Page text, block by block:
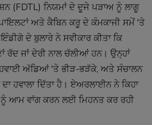
(FDTL) ਨਿਯਮਾਂ ਦੇ ਦੂਜੇ ਪੜਾਅ ਨੂੰ ਲਾਗੂ
ਅਤੇ ਕੈਬਿਨ ਕਰੂ ਦੇ ਕੰਮਕਾਜੀ ਸਮੇਂ 'ਤੇ
ਦੇ ਬੁਲਾਰੇ ਨੇ ਸਵੀਕਾਰ ਕੀਤਾ ਕਿ
ਰੱਦ ਜਾਂ ਦੇਰੀ ਨਾਲ ਚੱਲੀਆਂ ਹਨ। ਉਨ੍ਹਾਂ
ਅੱਡਿਆਂ 'ਤੇ ਭੀੜ-ਭੜੱਕੇ, ਅਤੇ ਸੰਚਾਲਨ
ਹਵਾਲਾ ਦਿੱਤਾ ਹੈ। ਏਅਰਲਾਈਨ ਨੇ ਕਿਹਾ
ਆਮ ਵਾਂਗ ਕਰਨ ਲਈ ਮਿਹਨਤ ਕਰ ਰਹੀ